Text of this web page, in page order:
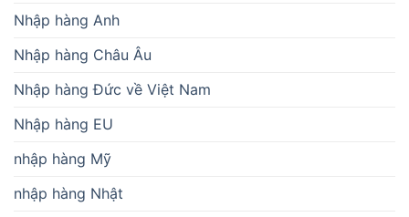
Nhập hàng Anh
Nhập hàng Châu Âu
Nhập hàng Đức về Việt Nam
Nhập hàng EU
nhập hàng Mỹ
nhập hàng Nhật